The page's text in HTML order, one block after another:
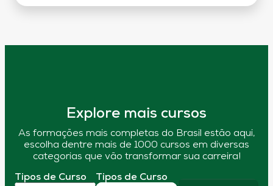
Explore mais cursos
As formações mais completas do Brasil estão aqui,
escolha dentre mais de 1000 cursos em diversas
categorias que vão transformar sua carreira!
Tipos de Curso Tipos de Curso